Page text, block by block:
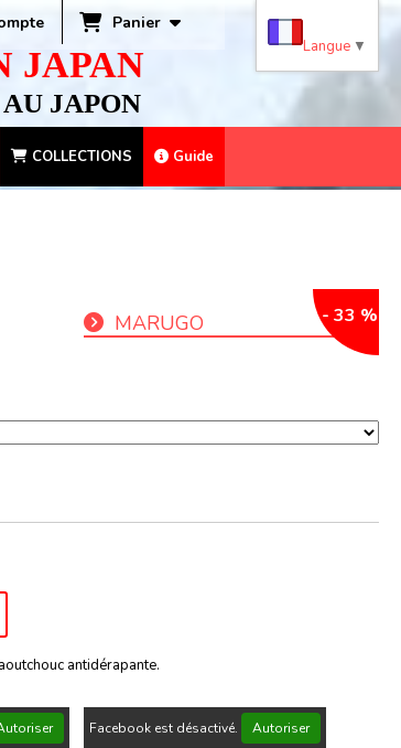
JAPAN
JAPON
Panier
COLLECTIONS Guide
MARUGO - 33 %
antidérapante.
Facebook est désactivé. Autoriser
Langue ▼